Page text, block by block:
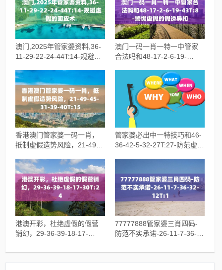
澳门,2025年管家婆资料,36-
11-29-22-24-44T:14-规避虚
澳门一码一肖一特一中管家
合法吗和48-17-2-6-19-
香港澳门管家婆一码一肖，
抵制虚假造势风险，21-49-
管家婆必出中一特技巧和46-
36-42-5-32-27T:27-防范虚假
港澳开彩，杜绝虚假的假营
销幻，29-36-39-18-17-
77777888管家婆三肖四码-
防范不实承诺-26-11-7-36-